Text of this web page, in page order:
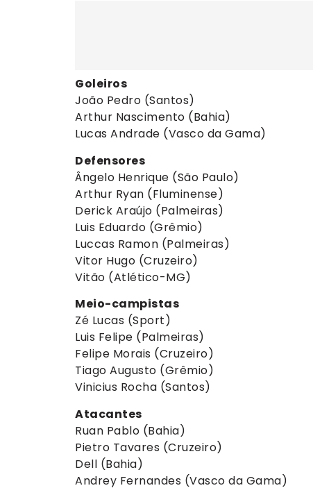
Goleiros
João Pedro (Santos)
Arthur Nascimento (Bahia)
Lucas Andrade (Vasco da Gama)
Defensores
Ângelo Henrique (São Paulo)
Arthur Ryan (Fluminense)
Derick Araújo (Palmeiras)
Luis Eduardo (Grêmio)
Luccas Ramon (Palmeiras)
Vitor Hugo (Cruzeiro)
Vitão (Atlético-MG)
Meio-campistas
Zé Lucas (Sport)
Luis Felipe (Palmeiras)
Felipe Morais (Cruzeiro)
Tiago Augusto (Grêmio)
Vinicius Rocha (Santos)
Atacantes
Ruan Pablo (Bahia)
Pietro Tavares (Cruzeiro)
Dell (Bahia)
Andrey Fernandes (Vasco da Gama)